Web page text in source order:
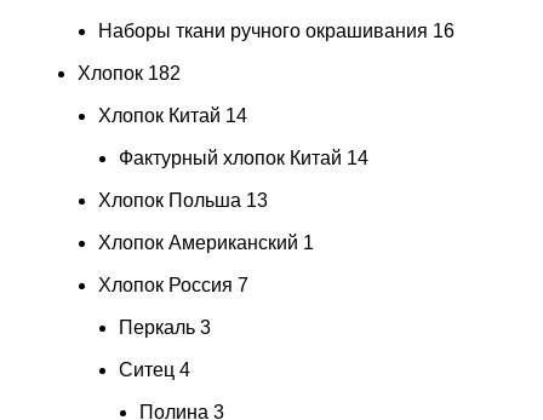
Наборы ткани ручного окрашивания 16
Хлопок 182
Хлопок Китай 14
Фактурный хлопок Китай 14
Хлопок Польша 13
Хлопок Американский 1
Хлопок Россия 7
Перкаль 3
Ситец 4
Полина 3